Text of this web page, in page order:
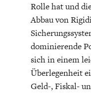
Rolle hat und
Abbau von
dominierende
sich in einem
Überlegenheit
Geld-, Fiskal-